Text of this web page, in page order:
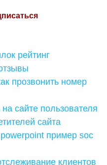
рейтинг
прозвонить номер
сайте пользователя
сайта
пример soc
клиентов